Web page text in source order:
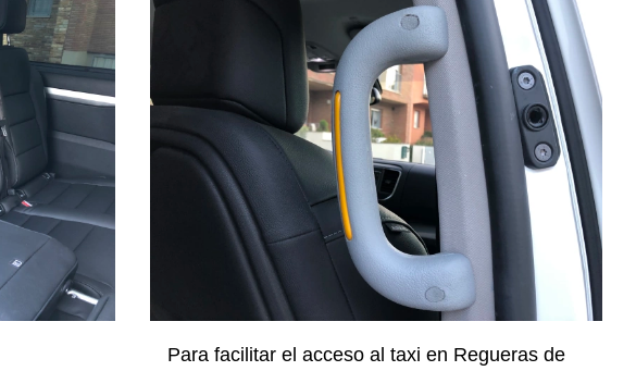
Para facilitar el acceso al taxi en Regueras de